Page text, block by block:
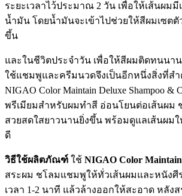
ระยะเวลาไว้ประมาณ 2 วัน เพื่อให้เส้นผมมี
น้ำมัน โดยน้ำมันจะเข้าไปช่วยให้สีผมเซต
ขึ้น
และในชีวิตประจำวัน เพื่อให้สีผมติดทนนา
ใช้แชมพูและครีมนวดจึงเป็นอีกหนึ่งสิ่งที่ส
NIGAO Color Maintain Deluxe Shampoo &
พรีเมียมสำหรับผมทำสี อ่อนโยนต่อเส้นผม
สวยสดใสยาวนานยิ่งขึ้น พร้อมดูแลเส้นผม
ดี
วิธีใช้ผลิตภัณฑ์ ใช้ NIGAO Color Maintain
สระผม ชโลมแชมพูให้ทั่วเส้นผมและหนังศี
เวลา 1-2 นาที แล้วล้างออกให้สะอาด หลัง